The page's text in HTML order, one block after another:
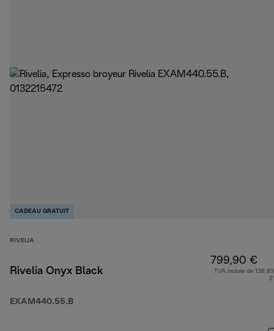
CADEAU GRATUIT
RIVELIA
Rivelia Onyx Black
EXAM440.55.B
799,90 €
TVA incluse de